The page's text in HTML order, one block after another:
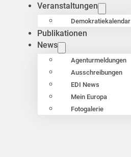
Veranstaltungen
Demokratiekalendar
Publikationen
News
Agenturmeldungen
Ausschreibungen
EDI News
Mein Europa
Fotogalerie